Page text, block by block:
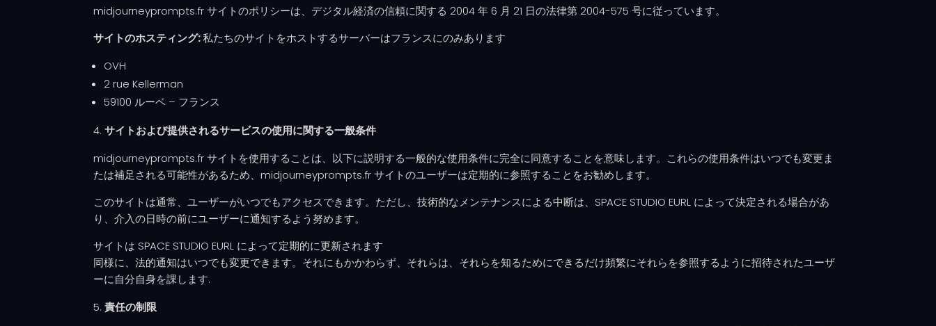
midjourneyprompts.fr サイトのポリシーは、デジタル経済の信頼に関する 2004 年 6 月 21 日の法律第 2004-575 号に従っています。
サイトのホスティング:私たちのサイトをホストするサーバーはフランスにのみあります
OVH
2 rue Kellerman
59100 ルーベ – フランス
サイトおよび提供されるサービスの使用に関する一般条件
midjourneyprompts.fr サイトを使用することは、以下に説明する一般的な使用条件に完全に同意することを意味します。これらの使用条件はいつでも変更ま
たは補足される可能性があるため、midjourneyprompts.fr サイトのユーザーは定期的に参照することをお勧めします。
このサイトは通常、ユーザーがいつでもアクセスできます。ただし、技術的なメンテナンスによる中断は、SPACE STUDIO EURL によって決定される場合があ
り、介入の日時の前にユーザーに通知するよう努めます。
サイトは SPACE STUDIO EURL によって定期的に更新されます
同様に、法的通知はいつでも変更できます。それにもかかわらず、それらは、それらを知るためにできるだけ頻繁にそれらを参照するように招待されたユーザ
ーに自分自身を課します.
責任の制限